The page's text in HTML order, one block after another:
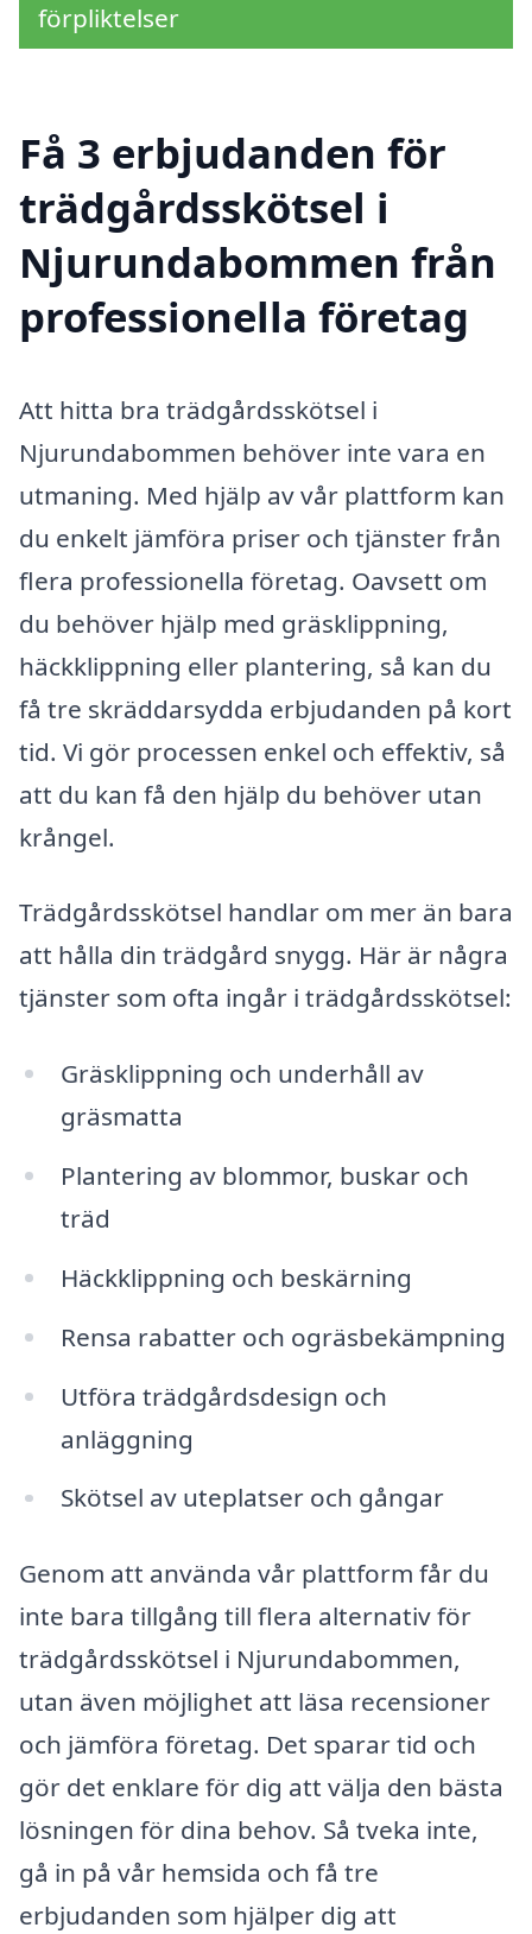
förpliktelser
Få 3 erbjudanden för
trädgårdsskötsel i
Njurundabommen från
professionella företag
Att hitta bra trädgårdsskötsel i
Njurundabommen behöver inte vara en
utmaning. Med hjälp av vår plattform kan
du enkelt jämföra priser och tjänster från
flera professionella företag. Oavsett om
du behöver hjälp med gräsklippning,
häckklippning eller plantering, så kan du
få tre skräddarsydda erbjudanden på kort
tid. Vi gör processen enkel och effektiv, så
att du kan få den hjälp du behöver utan
krångel.
Trädgårdsskötsel handlar om mer än bara
att hålla din trädgård snygg. Här är några
tjänster som ofta ingår i trädgårdsskötsel:
Gräsklippning och underhåll av
gräsmatta
Plantering av blommor, buskar och
träd
Häckklippning och beskärning
Rensa rabatter och ogräsbekämpning
Utföra trädgårdsdesign och
anläggning
Skötsel av uteplatser och gångar
Genom att använda vår plattform får du
inte bara tillgång till flera alternativ för
trädgårdsskötsel i Njurundabommen,
utan även möjlighet att läsa recensioner
och jämföra företag. Det sparar tid och
gör det enklare för dig att välja den bästa
lösningen för dina behov. Så tveka inte,
gå in på vår hemsida och få tre
erbjudanden som hjälper dig att